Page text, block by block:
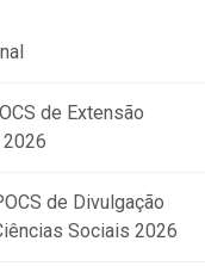
de Extensão
de Divulgação
Sociais 2026